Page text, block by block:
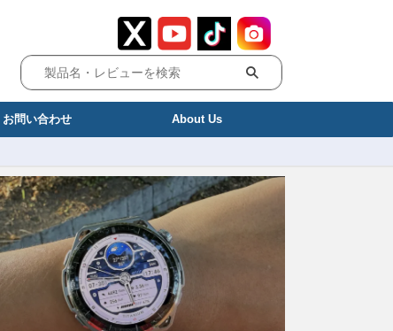
お問い合わせ About Us